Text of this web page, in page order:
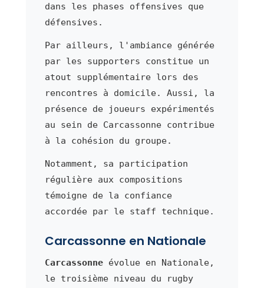
dans les phases offensives que
défensives.
Par ailleurs, l'ambiance générée
par les supporters constitue un
atout supplémentaire lors des
rencontres à domicile. Aussi, la
présence de joueurs expérimentés
au sein de Carcassonne contribue
à la cohésion du groupe.
Notamment, sa participation
régulière aux compositions
témoigne de la confiance
accordée par le staff technique.
Carcassonne en Nationale
Carcassonneévolue en Nationale,
le troisième niveau du rugby